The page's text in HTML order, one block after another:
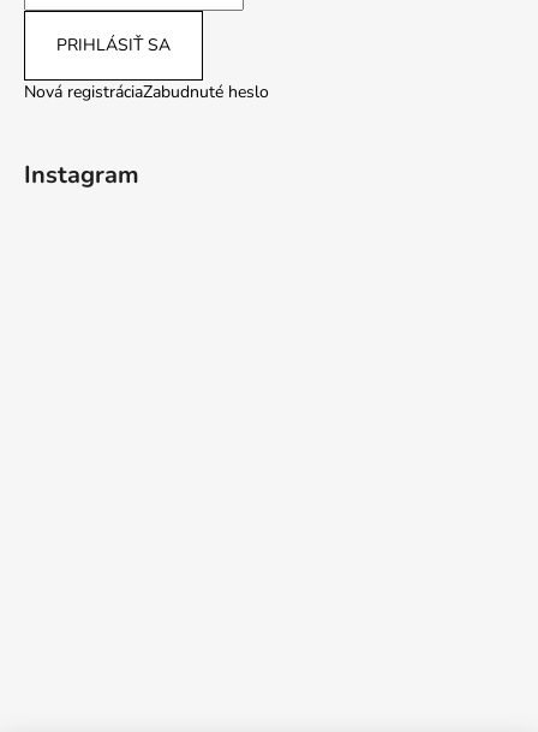
PRIHLÁSIŤ SA
Nová registráciaZabudnuté heslo
Instagram